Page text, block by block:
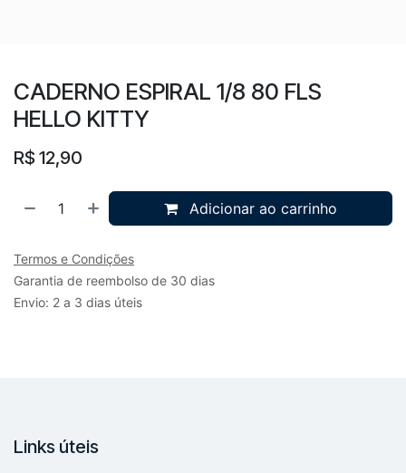
CADERNO ESPIRAL 1/8 80 FLS
HELLO KITTY
R$ 12,90
Adicionar ao carrinho
Termos e Condições
Garantia de reembolso de 30 dias
Envio: 2 a 3 dias úteis
Links úteis